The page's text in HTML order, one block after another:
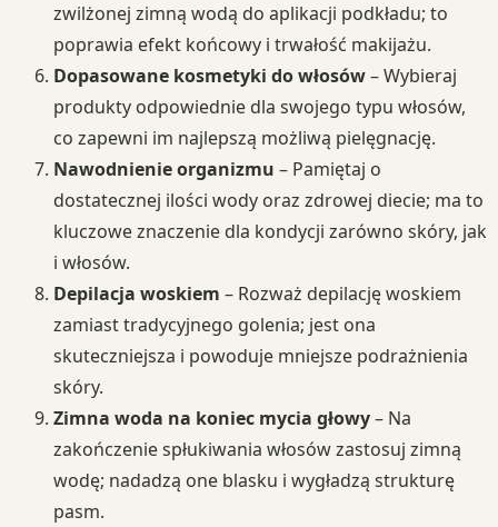
zwilżonej zimną wodą do aplikacji podkładu; to
poprawia efekt końcowy i trwałość makijażu.
Dopasowane kosmetyki do włosów– Wybieraj
produkty odpowiednie dla swojego typu włosów,
co zapewni im najlepszą możliwą pielęgnację.
Nawodnienie organizmu – Pamiętaj o
dostatecznej ilości wody oraz zdrowej diecie; ma to
kluczowe znaczenie dla kondycji zarówno skóry, jak
i włosów.
Depilacja woskiem – Rozważ depilację woskiem
zamiast tradycyjnego golenia; jest ona
skuteczniejsza i powoduje mniejsze podrażnienia
skóry.
Zimna woda na koniec mycia głowy– Na
zakończenie spłukiwania włosów zastosuj zimną
wodę; nadadzą one blasku i wygładzą strukturę
pasm.